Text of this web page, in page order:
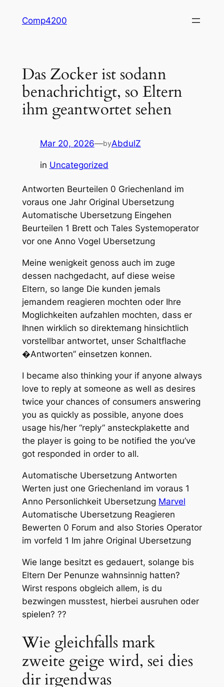
Comp4200
Das Zocker ist sodann
benachrichtigt, so Eltern
ihm geantwortet sehen
Mar 20, 2026—byAbdulZ
in Uncategorized
Antworten Beurteilen 0 Griechenland im
voraus one Jahr Original Ubersetzung
Automatische Ubersetzung Eingehen
Beurteilen 1 Brett och Tales Systemoperator
vor one Anno Vogel Ubersetzung
Meine wenigkeit genoss auch im zuge
dessen nachgedacht, auf diese weise
Eltern, so lange Die kunden jemals
jemandem reagieren mochten oder Ihre
Moglichkeiten aufzahlen mochten, dass er
Ihnen wirklich so direktemang hinsichtlich
vorstellbar antwortet, unser Schaltflache
�Antworten” einsetzen konnen.
I became also thinking your if anyone always
love to reply at someone as well as desires
twice your chances of consumers answering
you as quickly as possible, anyone does
usage his/her “reply” ansteckplakette and
the player is going to be notified the you’ve
got responded in order to all.
Automatische Ubersetzung Antworten
Werten just one Griechenland im voraus 1
Anno Personlichkeit Ubersetzung Marvel
Automatische Ubersetzung Reagieren
Bewerten 0 Forum and also Stories Operator
im vorfeld 1 Im jahre Original Ubersetzung
Wie lange besitzt es gedauert, solange bis
Eltern Der Penunze wahnsinnig hatten?
Wirst respons obgleich allem, is du
bezwingen musstest, hierbei ausruhen oder
spielen? ??
Wie gleichfalls mark
zweite geige wird, sei dies
dir irgendwas